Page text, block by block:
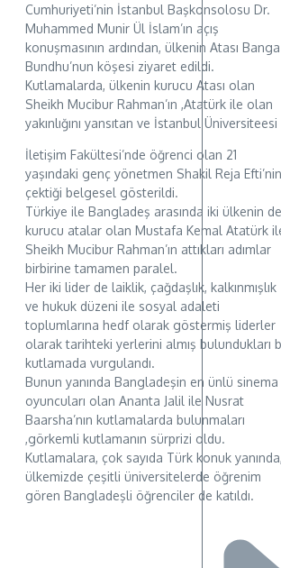
Cumhuriyeti’nin İstanbul Başkonsolosu Dr.
Muhammed Munir Ül İslam’ın açış
konuşmasının ardından, ülkenin Atası Banga
Bundhu’nun köşesi ziyaret edildi.
Kutlamalarda, ülkenin kurucu Atası olan
Sheikh Mucibur Rahman’ın ,Atatürk ile olan
yakınlığını yansıtan ve İstanbul Üniversiteesi
İletişim Fakültesi’nde öğrenci olan 21
yaşındaki genç yönetmen Shakil Reja Efti’nin
çektiği belgesel gösterildi.
Türkiye ile Bangladeş arasında iki ülkenin de
kurucu atalar olan Mustafa Kemal Atatürk
Sheikh Mucibur Rahman’ın attıkları adımlar
birbirine tamamen paralel.
Her iki lider de laiklik, çağdaşlık, kalkınmışlık
ve hukuk düzeni ile sosyal adaleti
toplumlarına hedf olarak göstermiş liderler
olarak tarihteki yerlerini almış bulundukları
kutlamada vurgulandı.
Bunun yanında Bangladeşin en ünlü sinema
oyuncuları olan Ananta Jalil ile Nusrat
Baarsha’nın kutlamalarda bulunmaları
,görkemli kutlamanın sürprizi oldu.
Kutlamalara, çok sayıda Türk konuk yanında,
ülkemizde çeşitli üniversitelerde öğrenim
gören Bangladeşli öğrenciler de katıldı.